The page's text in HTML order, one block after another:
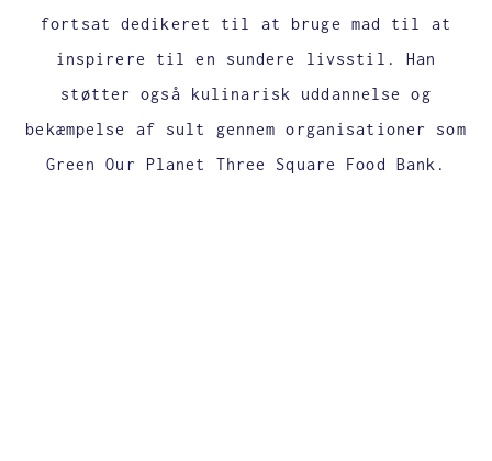
fortsat dedikeret til at bruge mad til at
inspirere til en sundere livsstil. Han
støtter også kulinarisk uddannelse og
bekæmpelse af sult gennem organisationer som
Green Our Planet Three Square Food Bank.